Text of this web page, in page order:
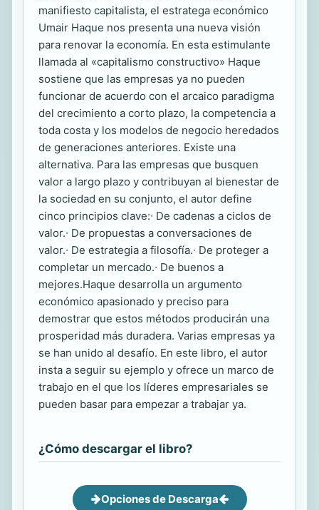
manifiesto capitalista, el estratega económico
Umair Haque nos presenta una nueva visión
para renovar la economía. En esta estimulante
llamada al «capitalismo constructivo» Haque
sostiene que las empresas ya no pueden
funcionar de acuerdo con el arcaico paradigma
del crecimiento a corto plazo, la competencia a
toda costa y los modelos de negocio heredados
de generaciones anteriores. Existe una
alternativa. Para las empresas que busquen
valor a largo plazo y contribuyan al bienestar de
la sociedad en su conjunto, el autor define
cinco principios clave:∙ De cadenas a ciclos de
valor.∙ De propuestas a conversaciones de
valor.∙ De estrategia a filosofía.∙ De proteger a
completar un mercado.∙ De buenos a
mejores.Haque desarrolla un argumento
económico apasionado y preciso para
demostrar que estos métodos producirán una
prosperidad más duradera. Varias empresas ya
se han unido al desafío. En este libro, el autor
insta a seguir su ejemplo y ofrece un marco de
trabajo en el que los líderes empresariales se
pueden basar para empezar a trabajar ya.
¿Cómo descargar el libro?
Opciones de Descarga